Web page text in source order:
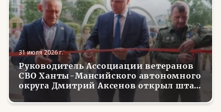
31 июля 2026 г.
Руководитель Ассоциации ветеранов
СВО Ханты-Мансийского автономного
округа Дмитрий Аксенов открыл штаб
местного отделения организации в
Советском